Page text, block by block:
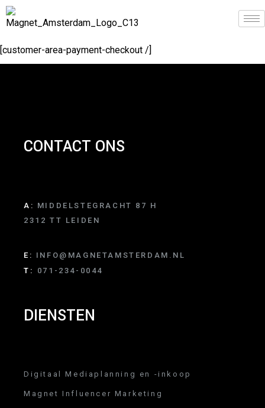
[customer-area-payment-checkout /]
CONTACT ONS
A: MIDDELSTEGRACHT 87 H
2312 TT LEIDEN
E: INFO@MAGNETAMSTERDAM.NL
T: 071-234-0044
DIENSTEN
Digitaal Mediaplanning en -inkoop
Magnet Influencer Marketing